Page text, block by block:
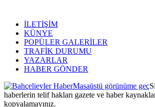
İLETİŞİM
KÜNYE
POPÜLER GALERİLER
TRAFİK DURUMU
YAZARLAR
HABER GÖNDER
Masaüstü görünüme geç
haberlerin telif hakları gazete ve haber
kopyalamayınız.